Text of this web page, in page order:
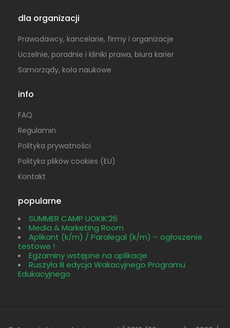
dla organizacji
Prawodawcy, kancelarie, firmy i organizacje
Uczelnie, poradnie i kliniki prawa, biura karier
Samorządy, koła naukowe
info
FAQ
Regulamin
Polityka prywatności
Polityka plików cookies (EU)
Kontakt
popularne
SUMMER CAMP UOKIK’26
Media & Marketing Room
Aplikant (k/m) / Paralegal (k/m) – ogłoszenie
testowe !
Egzaminy wstępne na aplikacje
Ruszyła III edycja Wakacyjnego Programu
Edukacyjnego